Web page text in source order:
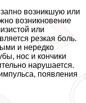
возникшую или
возникновение
или
резкая боль.
и нередко
нос и кончики
нарушается.
появления